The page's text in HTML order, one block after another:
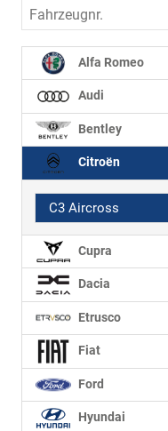
Fahrzeugnr.
Alfa Romeo
Audi
Bentley
Citroën
C3 Aircross
Cupra
Dacia
Etrusco
Fiat
Ford
Hyundai